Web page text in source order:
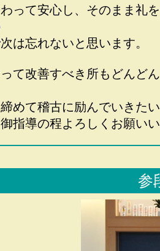
って安心し、そのまま礼
は忘れないと思います。
て改善すべき所もどんど
めて稽古に励んでいきた
指導の程よろしくお願
参